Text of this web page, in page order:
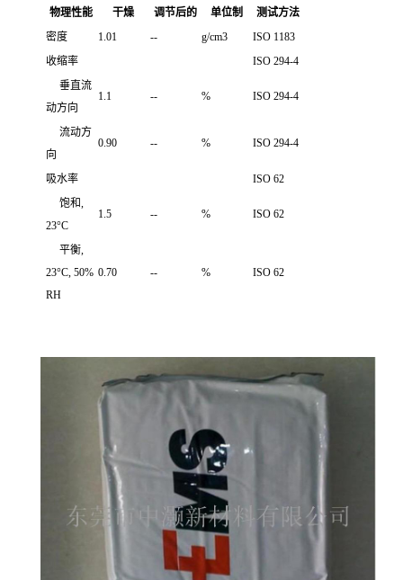
物理性能 干燥 调节后的 单位制
测试方法
密度
1.01 -- g/cm3
ISO 1183
收缩率
ISO 294-4
垂直流
动方向
1.1 -- % ISO 294-4
流动方
向
0.90 -- % ISO 294-4
吸水率
ISO 62
饱和,
23°C
1.5 -- % ISO 62
平衡,
23°C, 50%
RH
0.70 -- % ISO 62